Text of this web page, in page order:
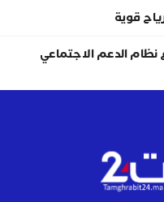
قوية
الدعم الاجتماعي